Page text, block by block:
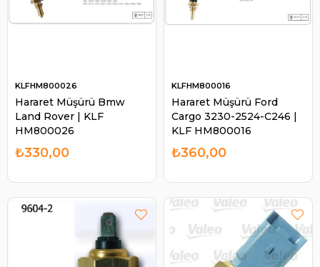
Hararet Müşürü Bmw
Land Rover | KLF
HM800026
KLFHM800026
₺330,00
Hararet Müşürü Ford
Cargo 3230-2524-C246 |
KLF HM800016
KLFHM800016
₺360,00